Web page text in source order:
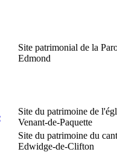
Site patrimonial de la
Edmond
Site du patrimoine de
Venant-de-Paquette
Site du patrimoine du
Edwidge-de-Clifton